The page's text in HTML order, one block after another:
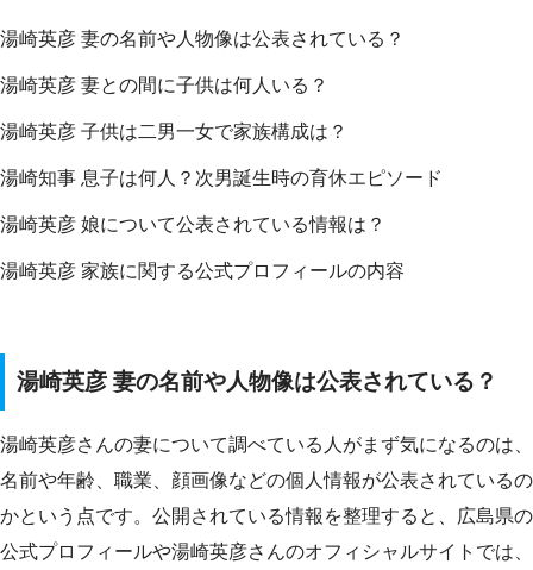
湯崎英彦 妻の名前や人物像は公表されている？
湯崎英彦 妻との間に子供は何人いる？
湯崎英彦 子供は二男一女で家族構成は？
湯崎知事 息子は何人？次男誕生時の育休エピソード
湯崎英彦 娘について公表されている情報は？
湯崎英彦 家族に関する公式プロフィールの内容
湯崎英彦 妻の名前や人物像は公表されている？
湯崎英彦さんの妻について調べている人がまず気になるのは、
名前や年齢、職業、顔画像などの個人情報が公表されているの
かという点です。公開されている情報を整理すると、広島県の
公式プロフィールや湯崎英彦さんのオフィシャルサイトでは、